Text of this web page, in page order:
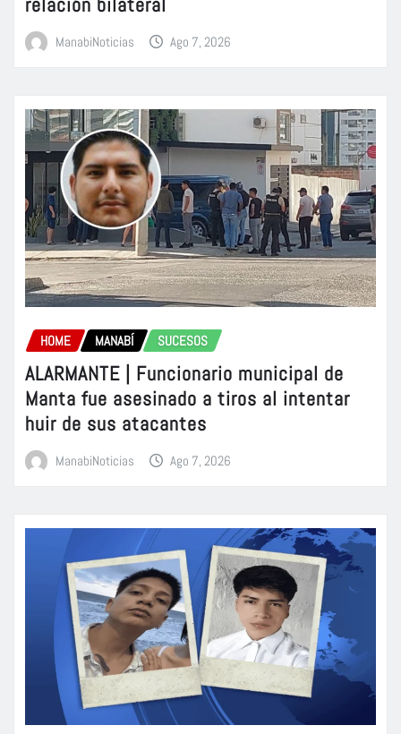
ManabiNoticias Ago 7, 2026
HOME MANABÍ SUCESOS
ALARMANTE | Funcionario municipal de
Manta fue asesinado a tiros al intentar
huir de sus atacantes
ManabiNoticias Ago 7, 2026